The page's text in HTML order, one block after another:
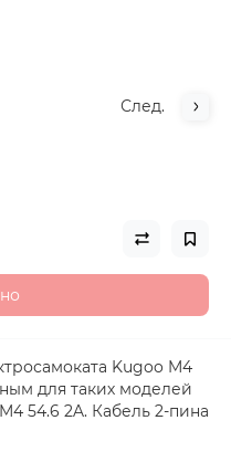
След.
Kugoo M4
для таких моделей
54.6 2A. Кабель 2-пина